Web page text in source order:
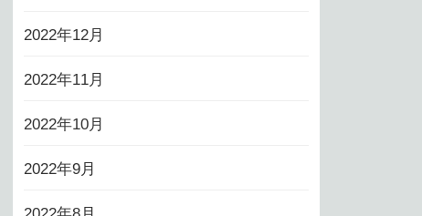
2022年12月
2022年11月
2022年10月
2022年9月